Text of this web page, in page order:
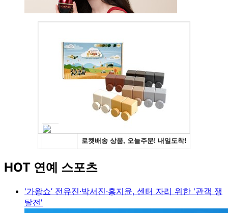
HOT 연예 스포츠
'가왕쇼’ 전유진·박서진·홍지윤, 센터 자리 위한 '관객 쟁
탈전'